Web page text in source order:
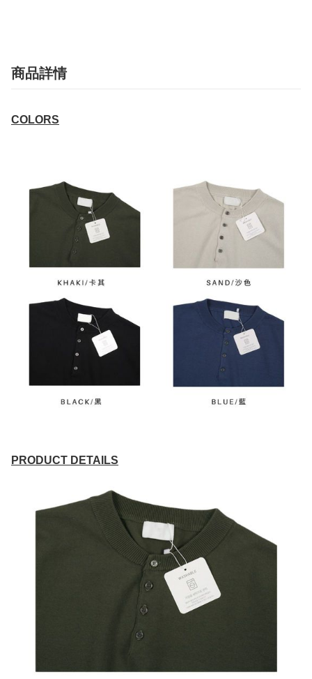
商品詳情
COLORS
PRODUCT DETAILS